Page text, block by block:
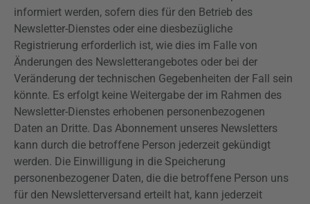
informiert werden, sofern dies für den Betrieb des
Newsletter-Dienstes oder eine diesbezügliche
Registrierung erforderlich ist, wie dies im Falle von
Änderungen des Newsletterangebotes oder bei der
Veränderung der technischen Gegebenheiten der Fall sein
könnte. Es erfolgt keine Weitergabe der im Rahmen des
Newsletter-Dienstes erhobenen personenbezogenen
Daten an Dritte. Das Abonnement unseres Newsletters
kann durch die betroffene Person jederzeit gekündigt
werden. Die Einwilligung in die Speicherung
personenbezogener Daten, die die betroffene Person uns
für den Newsletterversand erteilt hat, kann jederzeit